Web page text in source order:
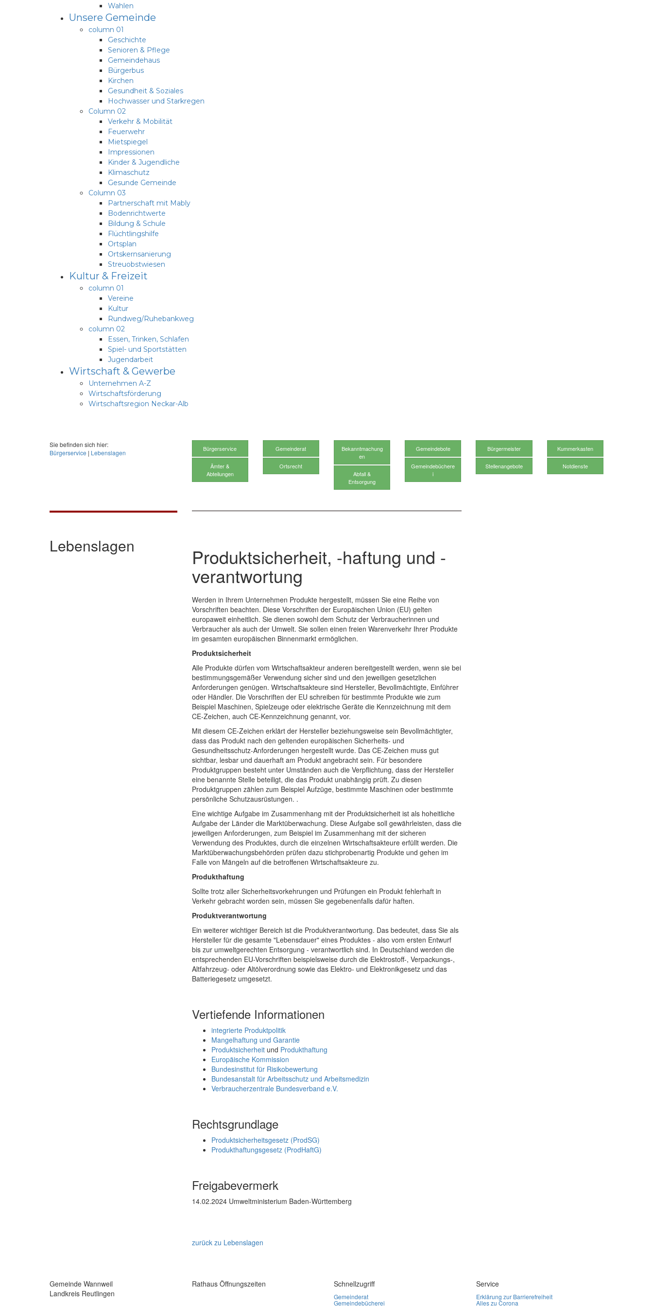
Wahlen
Unsere Gemeinde
column 01
Geschichte
Senioren & Pflege
Gemeindehaus
Bürgerbus
Kirchen
Gesundheit & Soziales
Hochwasser und Starkregen
Column 02
Verkehr & Mobilität
Feuerwehr
Mietspiegel
Impressionen
Kinder & Jugendliche
Klimaschutz
Gesunde Gemeinde
Column 03
Partnerschaft mit Mably
Bodenrichtwerte
Bildung & Schule
Flüchtlingshilfe
Ortsplan
Ortskernsanierung
Streuobstwiesen
Kultur & Freizeit
column 01
Vereine
Kultur
Rundweg/Ruhebankweg
column 02
Essen, Trinken, Schlafen
Spiel- und Sportstätten
Jugendarbeit
Wirtschaft & Gewerbe
Unternehmen A-Z
Wirtschaftsförderung
Wirtschaftsregion Neckar-Alb
Sie befinden sich hier:
Bürgerservice | Lebenslagen Bürgerservice
Ämter &
Abteilungen
Gemeinderat
Ortsrecht
Bekanntmachung
en
Abfall &
Entsorgung
Gemeindebote
Gemeindebüchere
i
Bürgermeister
Stellenangebote
Kummerkasten
Notdienste
Lebenslagen Produktsicherheit, -haftung und -
verantwortung
Werden in Ihrem Unternehmen Produkte hergestellt, müssen Sie eine Reihe von
Vorschriften beachten. Diese Vorschriften der Europäischen Union (EU) gelten
europaweit einheitlich. Sie dienen sowohl dem Schutz der Verbraucherinnen und
Verbraucher als auch der Umwelt. Sie sollen einen freien Warenverkehr Ihrer Produkte
im gesamten europäischen Binnenmarkt ermöglichen.
Produktsicherheit
Alle Produkte dürfen vom Wirtschaftsakteur anderen bereitgestellt werden, wenn sie bei
bestimmungsgemäßer Verwendung sicher sind und den jeweiligen gesetzlichen
Anforderungen genügen. Wirtschaftsakteure sind Hersteller, Bevollmächtigte, Einführer
oder Händler. Die Vorschriften der EU schreiben für bestimmte Produkte wie zum
Beispiel Maschinen, Spielzeuge oder elektrische Geräte die Kennzeichnung mit dem
CE-Zeichen, auch CE-Kennzeichnung genannt, vor.
Mit diesem CE-Zeichen erklärt der Hersteller beziehungsweise sein Bevollmächtigter,
dass das Produkt nach den geltenden europäischen Sicherheits- und
Gesundheitsschutz-Anforderungen hergestellt wurde. Das CE-Zeichen muss gut
sichtbar, lesbar und dauerhaft am Produkt angebracht sein. Für besondere
Produktgruppen besteht unter Umständen auch die Verpflichtung, dass der Hersteller
eine benannte Stelle beteiligt, die das Produkt unabhängig prüft. Zu diesen
Produktgruppen zählen zum Beispiel Aufzüge, bestimmte Maschinen oder bestimmte
persönliche Schutzausrüstungen. .
Eine wichtige Aufgabe im Zusammenhang mit der Produktsicherheit ist als hoheitliche
Aufgabe der Länder die Marktüberwachung. Diese Aufgabe soll gewährleisten, dass die
jeweiligen Anforderungen, zum Beispiel im Zusammenhang mit der sicheren
Verwendung des Produktes, durch die einzelnen Wirtschaftsakteure erfüllt werden. Die
Marktüberwachungsbehörden prüfen dazu stichprobenartig Produkte und gehen im
Falle von Mängeln auf die betroffenen Wirtschaftsakteure zu.
Produkthaftung
Sollte trotz aller Sicherheitsvorkehrungen und Prüfungen ein Produkt fehlerhaft in
Verkehr gebracht worden sein, müssen Sie gegebenenfalls dafür haften.
Produktverantwortung
Ein weiterer wichtiger Bereich ist die Produktverantwortung. Das bedeutet, dass Sie als
Hersteller für die gesamte "Lebensdauer" eines Produktes - also vom ersten Entwurf
bis zur umweltgerechten Entsorgung - verantwortlich sind. In Deutschland werden die
entsprechenden EU-Vorschriften beispielsweise durch die Elektrostoff-, Verpackungs-,
Altfahrzeug- oder Altölverordnung sowie das Elektro- und Elektronikgesetz und das
Batteriegesetz umgesetzt.
Vertiefende Informationen
integrierte Produktpolitik
Mangelhaftung und Garantie
Produktsicherheitund Produkthaftung
Europäische Kommission
Bundesinstitut für Risikobewertung
Bundesanstalt für Arbeitsschutz und Arbeitsmedizin
Verbraucherzentrale Bundesverband e.V.
Rechtsgrundlage
Produktsicherheitsgesetz (ProdSG)
Produkthaftungsgesetz (ProdHaftG)
Freigabevermerk
14.02.2024 Umweltministerium Baden-Württemberg
zurück zu Lebenslagen
Gemeinde Wannweil
Landkreis Reutlingen
Rathaus Öffnungszeiten Schnellzugriff
Gemeinderat
Gemeindebücherei
Service
Erklärung zur Barrierefreiheit
Alles zu Corona